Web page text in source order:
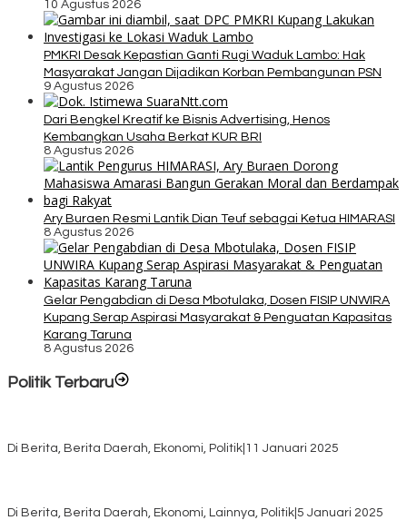
10 Agustus 2026
PMKRI Desak Kepastian Ganti Rugi Waduk Lambo: Hak
Masyarakat Jangan Dijadikan Korban Pembangunan PSN
9 Agustus 2026
Dari Bengkel Kreatif ke Bisnis Advertising, Henos
Kembangkan Usaha Berkat KUR BRI
8 Agustus 2026
Ary Buraen Resmi Lantik Dian Teuf sebagai Ketua HIMARASI
8 Agustus 2026
Gelar Pengabdian di Desa Mbotulaka, Dosen FISIP UNWIRA
Kupang Serap Aspirasi Masyarakat & Penguatan Kapasitas
Karang Taruna
8 Agustus 2026
Politik Terbaru
Di Berita, Berita Daerah, Ekonomi, Politik 11 Januari 2025
Di Berita, Berita Daerah, Ekonomi, Lainnya, Politik 5 Januari 2025